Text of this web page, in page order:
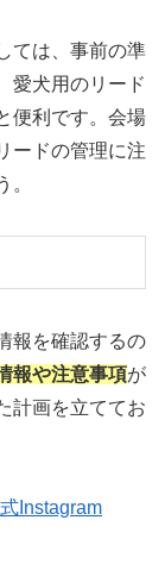
ては、事前の準
愛犬用のリード
便利です。会場
ードの管理に注
。
報を確認するの
報や注意事項が
計画を立ててお
Instagram